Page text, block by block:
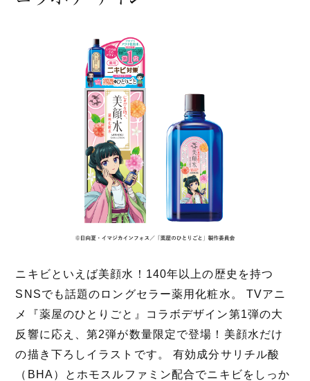
ニキビといえば美顔水！140年以上の歴史を持つ
SNSでも話題のロングセラー薬用化粧水。 TVアニ
メ『薬屋のひとりごと』コラボデザイン第1弾の大
反響に応え、第2弾が数量限定で登場！美顔水だけ
の描き下ろしイラストです。 有効成分サリチル酸
（BHA）とホモスルファミン配合でニキビをしっか